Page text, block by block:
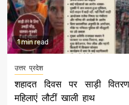
1 min read
उत्तर प्रदेश
शहादत दिवस पर साड़ी
महिलाएं लौटीं खाली हाथ